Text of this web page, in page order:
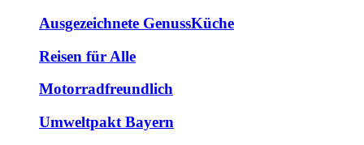
Ausgezeichnete GenussKüche
Reisen für Alle
Motorradfreundlich
Umweltpakt Bayern